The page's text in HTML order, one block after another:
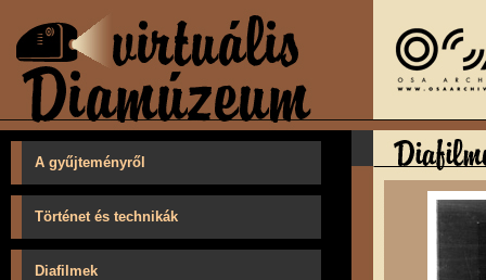
A gyűjteményről
Történet és technikák
Diafilmek